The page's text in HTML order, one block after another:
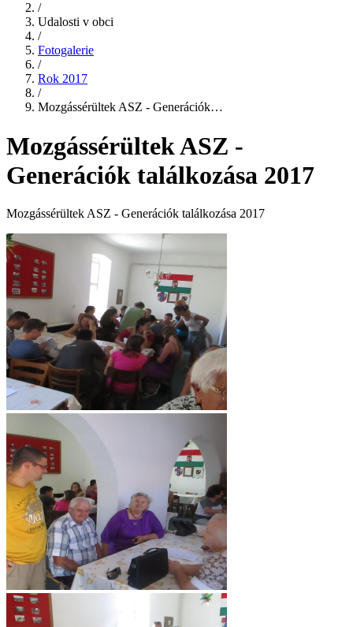
/
Udalosti v obci
/
Fotogalerie
/
Rok 2017
/
Mozgássérültek ASZ - Generációk…
Mozgássérültek ASZ -
Generációk találkozása 2017
Mozgássérültek ASZ - Generációk találkozása 2017